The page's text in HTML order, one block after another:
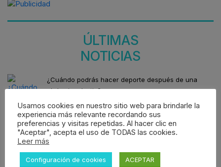
ÚLTIMAS
NOTICIAS
¿Cuándo podrás hacer deporte después de una
abdominoplastia?
30 DE JULIO DE 2026
Programa esa cirugía estética que siempre has
deseado y comienza el curso renovada
24 DE JULIO DE 2026
Usamos cookies en nuestro sitio web para brindarle la
experiencia más relevante recordando sus
preferencias y visitas repetidas. Al hacer clic en
"Aceptar", acepta el uso de TODAS las cookies.
Leer más
Configuración de cookies ACEPTAR